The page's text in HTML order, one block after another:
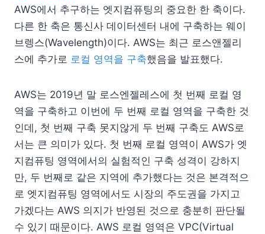
AWS에서 추구하는 엣지컴퓨팅의 중요한 한 축이다.
다른 한 축은 통신사 데이터센터 내에 구축하는 웨이
브렝스(Wavelength)이다. AWS는 최근 로스앤젤리
스에 추가로 로컬 영역을 구축했음을 발표했다.
AWS는 2019년 말 로스엔젤레스에 첫 번째 로컬 영
역을 구축하고 이번에 두 번째 로컬 영역을 구축한 것
인데, 첫 번째 구축 못지않게 두 번째 구축도 AWS로
서는 큰 의미가 있다. 첫 번째 로컬 영역이 AWS가 엣
지컴퓨팅 영역에서의 실험적인 구축 성격이 강하지
만, 두 번째로 같은 지역에 추가했다는 것은 본격적으
로 엣지컴퓨팅 영역에서도 시장의 주도권을 가지고
가겠다는 AWS 의지가 반영된 것으로 충분히 판단될
수 있기 때문이다. AWS 로컬 영역은 VPC(Virtual